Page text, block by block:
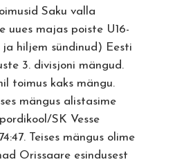
Saku valla
uues majas poiste U16-
hiljem sündinud) Eesti
3. divisjoni mängud.
toimus kaks mängu.
mängus alistasime
SK Vesse
Teises mängus olime
Orissaare esindusest